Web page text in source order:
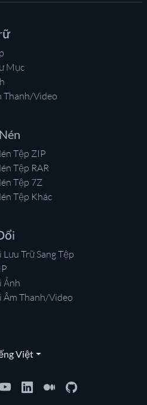
Mục
Thanh/Video
Tệp ZIP
Tệp RAR
Tệp 7Z
Tệp Khác
Trữ Sang Tệp
Ảnh
Thanh/Video
Việt